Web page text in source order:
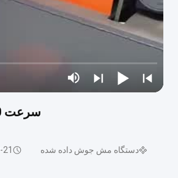
سرعت 120 بار / دقیقه دستگاه براق سیم جوش برای پهنای 5 فوت شبکه پرورش
دستگاه مش جوش داده شده